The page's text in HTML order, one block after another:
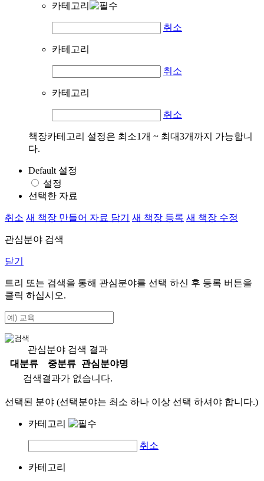
카테고리
취소
카테고리
취소
카테고리
취소
책장카테고리 설정은 최소1개 ~ 최대3개까지 가능합니
다.
Default 설정
설정
선택한 자료
취소 새 책장 만들어 자료 담기 새 책장 등록 새 책장 수정
관심분야 검색
닫기
트리 또는 검색을 통해 관심분야를 선택 하신 후 등록 버튼을
클릭 하십시오.
관심분야 검색 결과
대분류
중분류
관심분야명
검색결과가 없습니다.
선택된 분야 (선택분야는 최소 하나 이상 선택 하셔야 합니다.)
카테고리
취소
카테고리